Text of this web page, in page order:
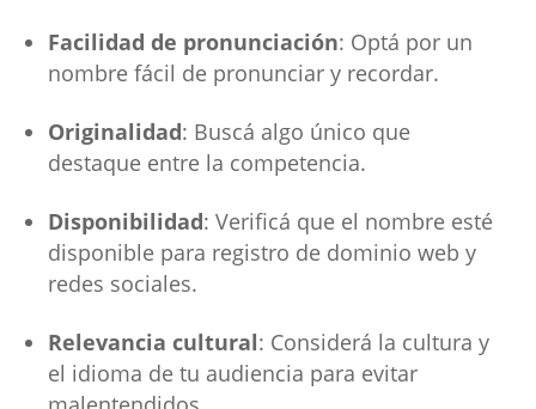
Facilidad de pronunciación: Optá por un
nombre fácil de pronunciar y recordar.
Originalidad: Buscá algo único que
destaque entre la competencia.
Disponibilidad: Verificá que el nombre esté
disponible para registro de dominio web y
redes sociales.
Relevancia cultural: Considerá la cultura y
el idioma de tu audiencia para evitar